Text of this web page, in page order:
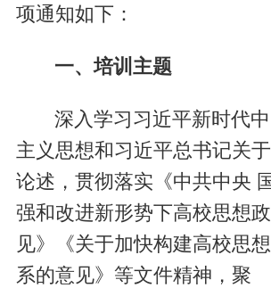
项通知如下：
一、培训主题
深入学习习近平新时代
主义思想和习近平总书记关
论述，贯彻落实《中共中央
强和改进新形势下高校思想
见》《关于加快构建高校思
系的意见》等文件精神，聚